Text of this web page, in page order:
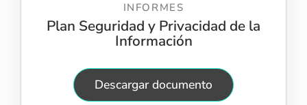
INFORMES
Plan Seguridad y Privacidad de la
Información
Descargar documento